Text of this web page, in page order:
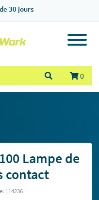
30 jours
0
Lampe de
contact
114236